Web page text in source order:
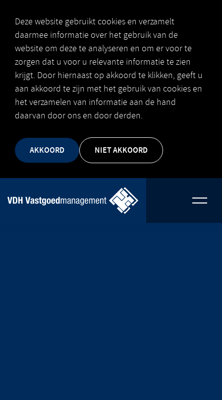
Deze website gebruikt cookies en verzamelt
daarmee informatie over het gebruik van de
website om deze te analyseren en om er voor te
zorgen dat u voor u relevante informatie te zien
krijgt. Door hiernaast op akkoord te klikken, geeft u
aan akkoord te zijn met het gebruik van cookies en
het verzamelen van informatie aan de hand
daarvan door ons en door derden.
AKKOORD NIET AKKOORD